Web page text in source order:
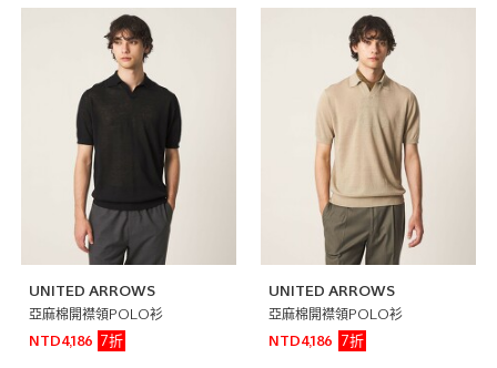
UNITED ARROWS
亞麻棉開襟領POLO衫
NTD4,186
7折
UNITED ARROWS
亞麻棉開襟領POLO衫
NTD4,186
7折